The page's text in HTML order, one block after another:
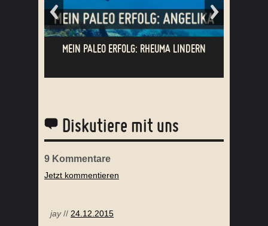
MEIN PALEO ERFOLG: ABNEHMEN LEICHT
KETOGENE ERNÄHRUNG
Diskutiere mit uns
9 Kommentare
Jetzt kommentieren
jay// 24.12.2015